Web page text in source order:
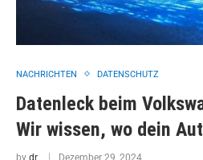
NACHRICHTEN DATENSCHUTZ
Datenleck beim
Wir wissen, wo dein
by dr Dezember 29, 2024